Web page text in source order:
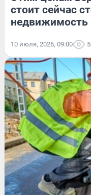
стоит сейчас
недвижимость
10 июля, 2026, 09:00